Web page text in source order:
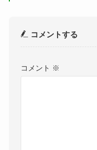
コメントする
コメント ※